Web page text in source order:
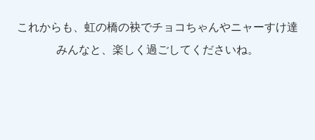
これからも、虹の橋の袂でチョコちゃんやニャーすけ達
みんなと、楽しく過ごしてくださいね。